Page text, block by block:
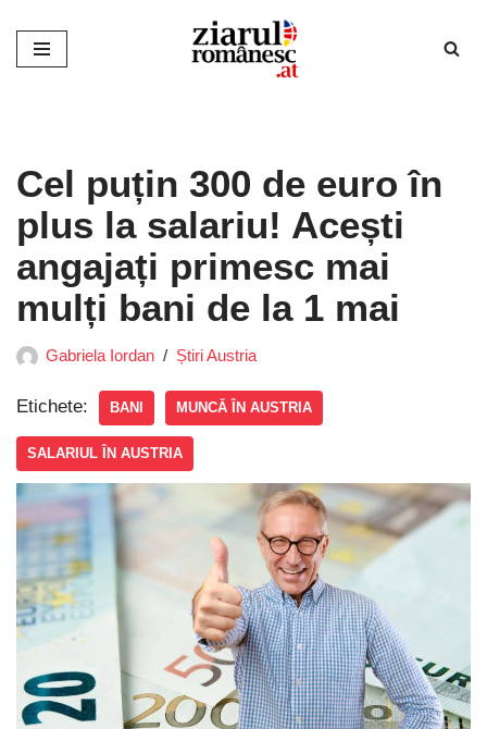
Sari
Cel puțin 300 de euro în
plus la salariu! Acești
angajați primesc mai
mulți bani de la 1 mai
Gabriela Iordan Știri Austria
Etichete: BANI MUNCĂ ÎN AUSTRIA
SALARIUL ÎN AUSTRIA